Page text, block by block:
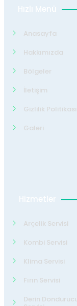
Hızlı Menü
Anasayfa
Hakkımızda
Bölgeler
İletişim
Gizlilik Politikası
Galeri
Hizmetler
Arçelik Servisi
Kombi Servisi
Klima Servisi
Fırın Servisi
Derin